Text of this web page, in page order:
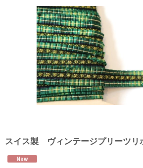
スイス製 ヴィンテージプリーツ